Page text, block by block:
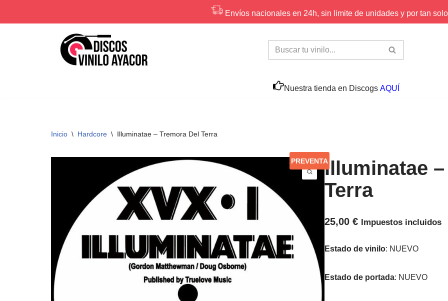
Envíos nacionales en 24h, sin limite de unidades y por tan
Nuestra tienda en Discogs AQUÍ
Inicio \ Hardcore \ Illuminatae – Tremora Del Terra
PREVENTAIlluminatae
Terra
25,00€ Impuestos incluidos
Estado de vinilo: NUEVO
Estado de portada: NUEVO